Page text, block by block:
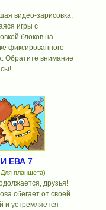
видео-зарисовка,
игры с
блоков на
фиксированного
Обратите внимание
ЕВА 7
планшета)
друзья!
сбегает от своей
и устремляется